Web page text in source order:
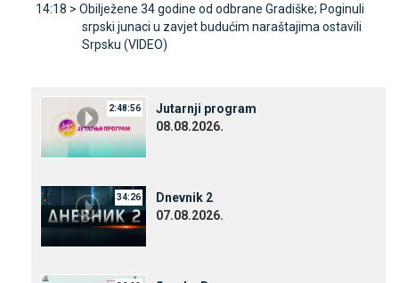
14:18 > Obilježene 34 godine od odbrane Gradiške; Poginuli
srpski junaci u zavjet budućim naraštajima ostavili
Srpsku (VIDEO)
2:48:56
Јutarnji program
08.08.2026.
34:26
Dnevnik 2
07.08.2026.